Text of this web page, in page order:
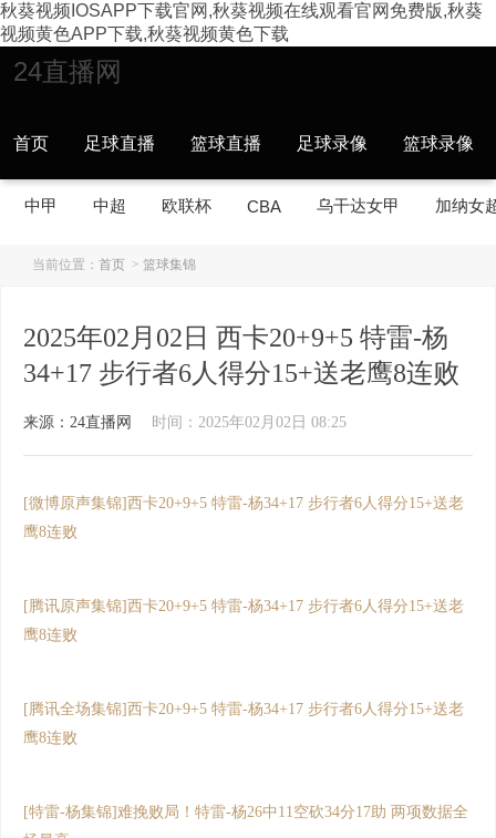
秋葵视频IOSAPP下载官网,秋葵视频在线观看官网免费版,秋葵
视频黄色APP下载,秋葵视频黄色下载
24直播网
首页 足球直播 篮球直播 足球录像 篮球录像
中甲 中超 欧联杯 CBA 乌干达女甲 加纳女
当前位置： 首页 > 篮球集锦
2025年02月02日 西卡20+9+5 特雷-杨
34+17 步行者6人得分15+送老鹰8连败
来源：24直播网 时间：2025年02月02日 08:25
[微博原声集锦]西卡20+9+5 特雷-杨34+17 步行者6人得分15+送老
鹰8连败
[腾讯原声集锦]西卡20+9+5 特雷-杨34+17 步行者6人得分15+送老
鹰8连败
[腾讯全场集锦]西卡20+9+5 特雷-杨34+17 步行者6人得分15+送老
鹰8连败
[特雷-杨集锦]难挽败局！特雷-杨26中11空砍34分17助 两项数据全